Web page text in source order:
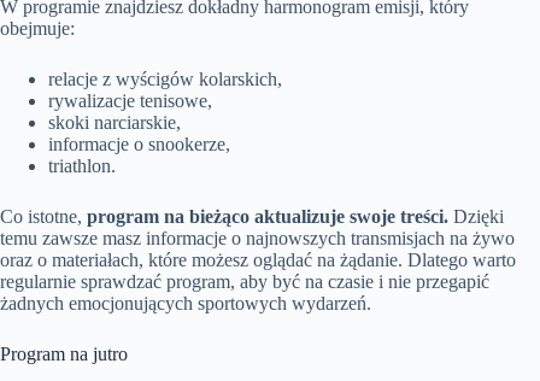
W programie znajdziesz dokładny harmonogram emisji, który
obejmuje:
relacje z wyścigów kolarskich,
rywalizacje tenisowe,
skoki narciarskie,
informacje o snookerze,
triathlon.
Co istotne, program na bieżąco aktualizuje swoje treści. Dzięki
temu zawsze masz informacje o najnowszych transmisjach na żywo
oraz o materiałach, które możesz oglądać na żądanie. Dlatego warto
regularnie sprawdzać program, aby być na czasie i nie przegapić
żadnych emocjonujących sportowych wydarzeń.
Program na jutro